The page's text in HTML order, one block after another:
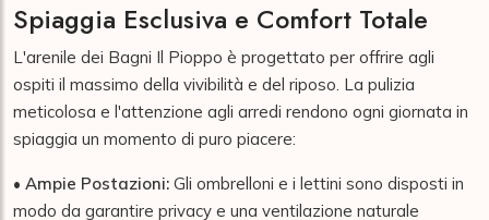
Spiaggia Esclusiva e Comfort Totale
L'arenile dei Bagni Il Pioppo è progettato per offrire agli
ospiti il massimo della vivibilità e del riposo. La pulizia
meticolosa e l'attenzione agli arredi rendono ogni giornata in
spiaggia un momento di puro piacere:
• Ampie Postazioni: Gli ombrelloni e i lettini sono disposti in
modo da garantire privacy e una ventilazione naturale